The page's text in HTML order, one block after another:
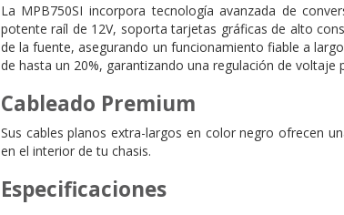
La MPB750SI incorpora tecnología avanzada de
potente raíl de 12V, soporta tarjetas gráficas de alto
de la fuente, asegurando un funcionamiento fiable a
de hasta un 20%, garantizando una regulación de
Cableado Premium
Sus cables planos extra-largos en color negro ofrecen
en el interior de tu chasis.
Especificaciones